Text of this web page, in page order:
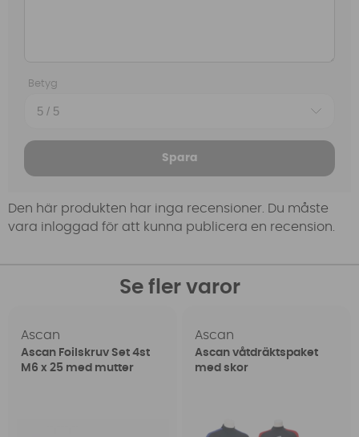
Betyg
Spara
Den här produkten har inga recensioner. Du måste
vara inloggad för att kunna publicera en recension.
Se fler varor
Ascan
Ascan Foilskruv Set 4st
M6 x 25 med mutter
Ascan
Ascan våtdräktspaket
med skor